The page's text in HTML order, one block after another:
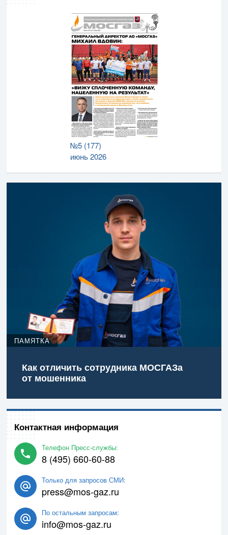
№5 (177)
июнь 2026
ПАМЯТКА
Как отличить сотрудника МОСГАЗа
от мошенника
Контактная информация
Телефон Пресс-службы:
8 (495) 660-60-88
Только для запросов СМИ:
press@mos-gaz.ru
По остальным запросам:
info@mos-gaz.ru